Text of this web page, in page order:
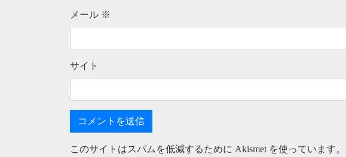
メール ※
サイト
このサイトはスパムを低減するために Akismet を使っています。